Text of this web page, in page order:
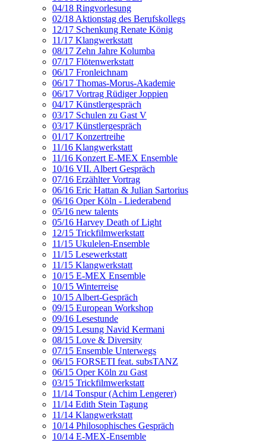
04/18 Ringvorlesung
02/18 Aktionstag des Berufskollegs
12/17 Schenkung Renate König
11/17 Klangwerkstatt
08/17 Zehn Jahre Kolumba
07/17 Flötenwerkstatt
06/17 Fronleichnam
06/17 Thomas-Morus-Akademie
06/17 Vortrag Rüdiger Joppien
04/17 Künstlergespräch
03/17 Schulen zu Gast V
03/17 Künstlergespräch
01/17 Konzertreihe
11/16 Klangwerkstatt
11/16 Konzert E-MEX Ensemble
10/16 VII. Albert Gespräch
07/16 Erzählter Vortrag
06/16 Eric Hattan & Julian Sartorius
06/16 Oper Köln - Liederabend
05/16 new talents
05/16 Harvey Death of Light
12/15 Trickfilmwerkstatt
11/15 Ukulelen-Ensemble
11/15 Lesewerkstatt
11/15 Klangwerkstatt
10/15 E-MEX Ensemble
10/15 Winterreise
10/15 Albert-Gespräch
09/15 European Workshop
09/16 Lesestunde
09/15 Lesung Navid Kermani
08/15 Love & Diversity
07/15 Ensemble Unterwegs
06/15 FORSETI feat. subsTANZ
06/15 Oper Köln zu Gast
03/15 Trickfilmwerkstatt
11/14 Tonspur (Achim Lengerer)
11/14 Edith Stein Tagung
11/14 Klangwerkstatt
10/14 Philosophisches Gespräch
10/14 E-MEX-Ensemble